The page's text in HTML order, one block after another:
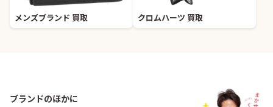
メンズブランド 買取 クロムハーツ 買取
ブランドのほかに